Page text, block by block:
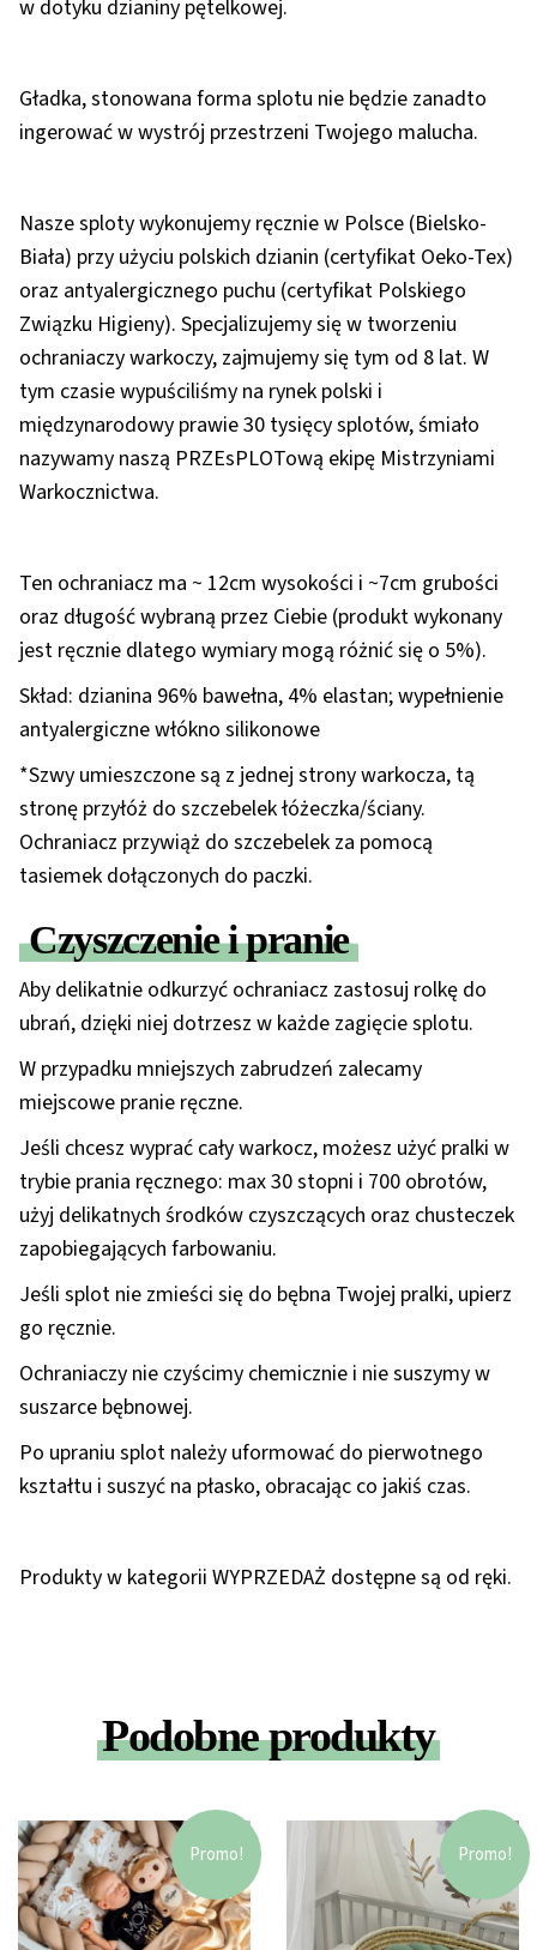
w dotyku dzianiny pętelkowej.
Gładka, stonowana forma splotu nie będzie zanadto
ingerować w wystrój przestrzeni Twojego malucha.
Nasze sploty wykonujemy ręcznie w Polsce (Bielsko-
Biała) przy użyciu polskich dzianin (certyfikat Oeko-Tex)
oraz antyalergicznego puchu (certyfikat Polskiego
Związku Higieny). Specjalizujemy się w tworzeniu
ochraniaczy warkoczy, zajmujemy się tym od 8 lat. W
tym czasie wypuściliśmy na rynek polski i
międzynarodowy prawie 30 tysięcy splotów, śmiało
nazywamy naszą PRZEsPLOTową ekipę Mistrzyniami
Warkocznictwa.
Ten ochraniacz ma ~ 12cm wysokości i ~7cm grubości
oraz długość wybraną przez Ciebie (produkt wykonany
jest ręcznie dlatego wymiary mogą różnić się o 5%).
Skład: dzianina 96% bawełna, 4% elastan; wypełnienie
antyalergiczne włókno silikonowe
*Szwy umieszczone są z jednej strony warkocza, tą
stronę przyłóż do szczebelek łóżeczka/ściany.
Ochraniacz przywiąż do szczebelek za pomocą
tasiemek dołączonych do paczki.
Czyszczenie i pranie
Aby delikatnie odkurzyć ochraniacz zastosuj rolkę do
ubrań, dzięki niej dotrzesz w każde zagięcie splotu.
W przypadku mniejszych zabrudzeń zalecamy
miejscowe pranie ręczne.
Jeśli chcesz wyprać cały warkocz, możesz użyć pralki w
trybie prania ręcznego: max 30 stopni i 700 obrotów,
użyj delikatnych środków czyszczących oraz chusteczek
zapobiegających farbowaniu.
Jeśli splot nie zmieści się do bębna Twojej pralki, upierz
go ręcznie.
Ochraniaczy nie czyścimy chemicznie i nie suszymy w
suszarce bębnowej.
Po upraniu splot należy uformować do pierwotnego
kształtu i suszyć na płasko, obracając co jakiś czas.
Produkty w kategorii WYPRZEDAŻ dostępne są od ręki.
Podobne produkty
Promo! Promo!